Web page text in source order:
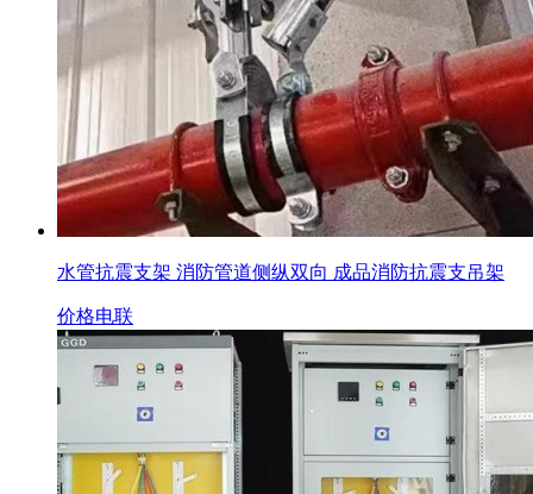
水管抗震支架 消防管道侧纵双向 成品消防抗震支吊架
价格电联